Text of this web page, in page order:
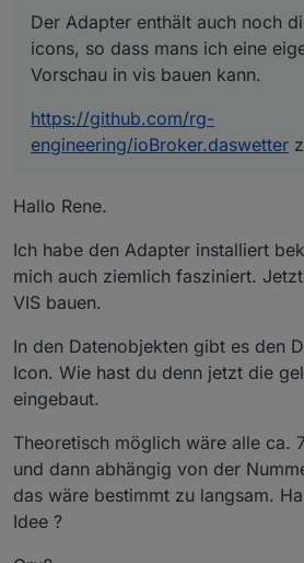
Der Adapter enthält auch noch
icons, so dass mans ich eine
Vorschau in vis bauen kann.
https://github.com/rg-
engineering/ioBroker.daswetter
Hallo Rene.
Ich habe den Adapter installiert
mich auch ziemlich fasziniert.
VIS bauen.
In den Datenobjekten gibt es den
Icon. Wie hast du denn jetzt die
eingebaut.
Theoretisch möglich wäre alle ca.
und dann abhängig von der
das wäre bestimmt zu langsam.
Idee ?